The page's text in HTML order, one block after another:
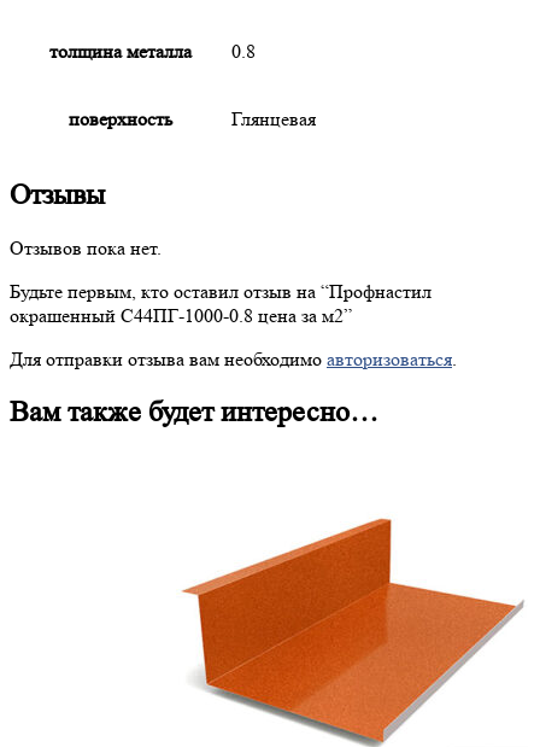
толщина металла 0.8
поверхность Глянцевая
Отзывы
Отзывов пока нет.
Будьте первым, кто оставил отзыв на “Профнастил
окрашенный С44ПГ-1000-0.8 цена за м2”
Для отправки отзыва вам необходимо авторизоваться.
Вам также будет интересно…